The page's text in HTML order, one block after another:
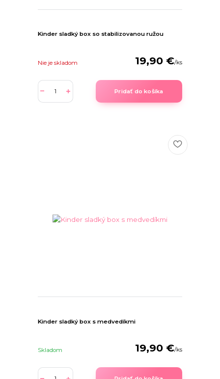
Kinder sladký box so stabilizovanou ružou
19,90 €/ks
Nie je skladom
Pridať do košíka
Kinder sladký box s medvedíkmi
19,90 €/ks
Skladom